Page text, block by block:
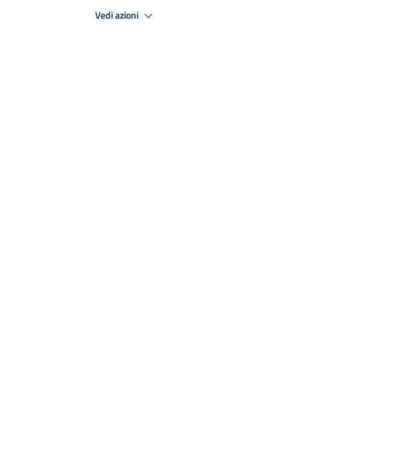
Vedi azioni